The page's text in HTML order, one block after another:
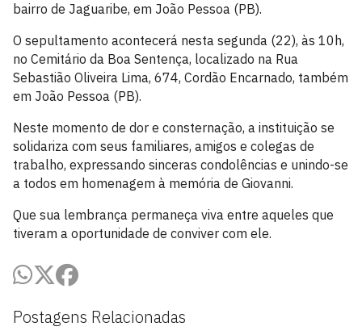
Postagens Relacionadas
bairro de Jaguaribe, em João Pessoa (PB).
O sepultamento acontecerá nesta segunda (22), às 10h,
no Cemitário da Boa Sentença, localizado na Rua
Sebastião Oliveira Lima, 674, Cordão Encarnado, também
em João Pessoa (PB).
Neste momento de dor e consternação, a instituição se
solidariza com seus familiares, amigos e colegas de
trabalho, expressando sinceras condolências e unindo-se
a todos em homenagem à memória de Giovanni.
Que sua lembrança permaneça viva entre aqueles que
tiveram a oportunidade de conviver com ele.